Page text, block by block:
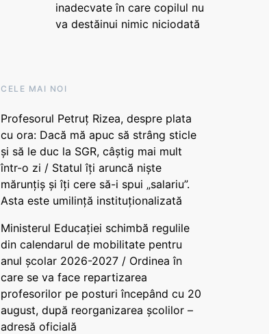
inadecvate în care copilul nu
va destăinui nimic niciodată
CELE MAI NOI
Profesorul Petruț Rizea, despre plata
cu ora: Dacă mă apuc să strâng sticle
și să le duc la SGR, câștig mai mult
într-o zi / Statul îți aruncă niște
mărunțiș și îți cere să-i spui „salariu”.
Asta este umilință instituționalizată
Ministerul Educației schimbă regulile
din calendarul de mobilitate pentru
anul școlar 2026-2027 / Ordinea în
care se va face repartizarea
profesorilor pe posturi începând cu 20
august, după reorganizarea școlilor –
adresă oficială